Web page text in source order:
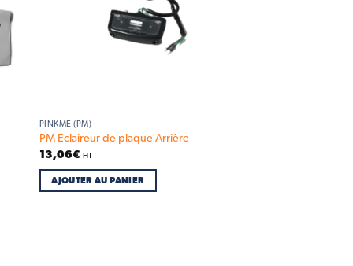
PINKME (PM)
PM Eclaireur de plaque Arrière
13,06€ HT
AJOUTER AU PANIER